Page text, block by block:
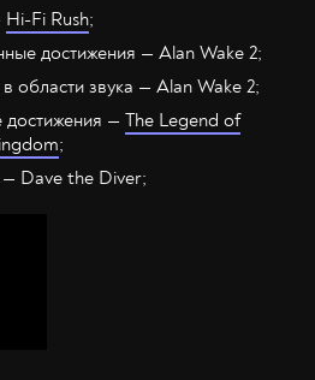
Hi-Fi Rush;
достижения — Alan Wake 2;
области звука — Alan Wake 2;
достижения — The Legend of
;
Dave the Diver;